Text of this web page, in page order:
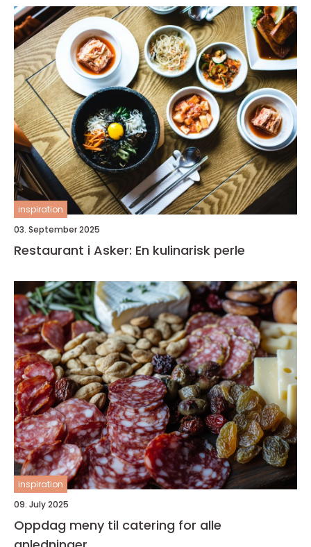
inspiration
03. September 2025
Restaurant i Asker: En kulinarisk perle
inspiration
09. July 2025
Oppdag meny til catering for alle